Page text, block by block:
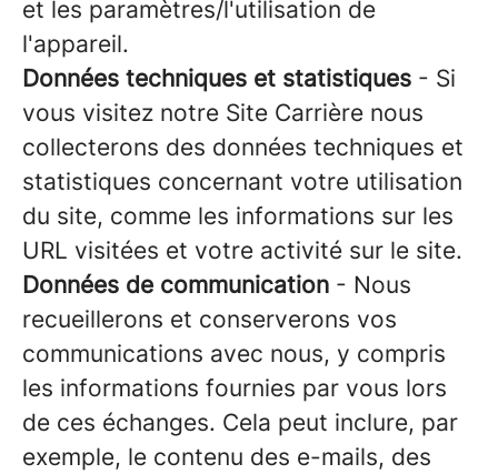
et les paramètres/l'utilisation de
l'appareil.
Données techniques et statistiques - Si
vous visitez notre Site Carrière nous
collecterons des données techniques et
statistiques concernant votre utilisation
du site, comme les informations sur les
URL visitées et votre activité sur le site.
Données de communication - Nous
recueillerons et conserverons vos
communications avec nous, y compris
les informations fournies par vous lors
de ces échanges. Cela peut inclure, par
exemple, le contenu des e-mails, des